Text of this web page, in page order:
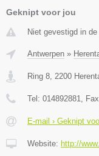
Geknipt voor jou
Niet gevestigd in
Antwerpen »
Ring 8 2200
Tel: 014892881 ,
E-mail › Geknipt
Website: http://